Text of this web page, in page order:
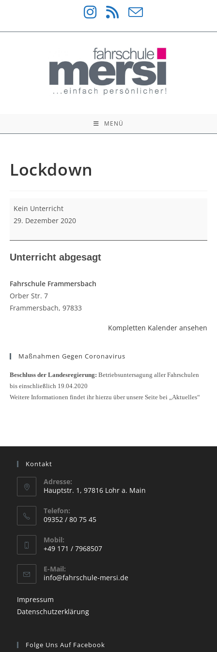
springen
MENÜ
Lockdown
Lockdown
Kein Unterricht
29. Dezember 2020
Unterricht abgesagt
Fahrschule Frammersbach
Orber Str. 7
Frammersbach, 97833
Kompletten Kalender ansehen
Maßnahmen Gegen Coronavirus
Beschluss der Landesregierung: Betriebsuntersagung aller Fahrschulen
bis einschließlich 19.04.2020
Weitere Informationen findet ihr hierzu über unsere Seite bei „Aktuelles“
Kontakt
Adresse:
Hauptstr. 1, 97816 Lohr a. Main
in
a
new
tab
Telefon:
09352 / 80 75 45
in
your
application
Mobil:
+49 171 / 7968507
in
your
E-Mail:
info@fahrschule-mersi.deOpens
Impressum
Datenschutzerklärung
Folge Uns Auf Facebook